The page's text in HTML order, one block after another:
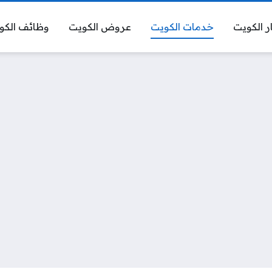
الكويت خدمات الكويت عروض الكويت وظائف